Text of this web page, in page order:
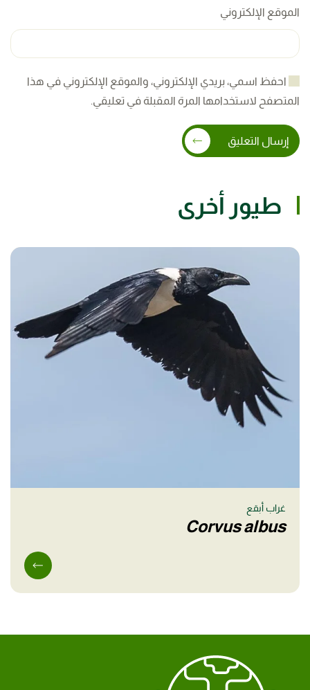
الموقع الإلكتروني
احفظ اسمي، بريدي الإلكتروني، والموقع الإلكتروني في هذا
المتصفح لاستخدامها المرة المقبلة في تعليقي.
إرسال التعليق
طيور أخرى
غراب أبقع
Corvus albus